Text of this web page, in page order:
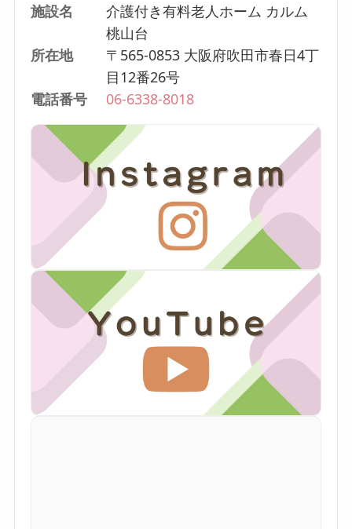
施設名
介護付き有料老人ホーム カルム
桃山台
所在地
〒565-0853 大阪府吹田市春日4丁
目12番26号
電話番号
06-6338-8018